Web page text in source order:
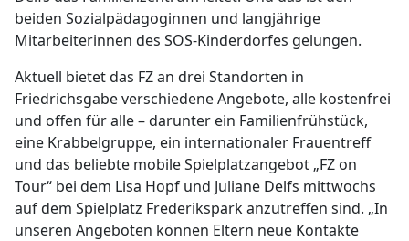
beiden Sozialpädagoginnen und langjährige
Mitarbeiterinnen des SOS-Kinderdorfes gelungen.
Aktuell bietet das FZ an drei Standorten in
Friedrichsgabe verschiedene Angebote, alle kostenfrei
und offen für alle – darunter ein Familienfrühstück,
eine Krabbelgruppe, ein internationaler Frauentreff
und das beliebte mobile Spielplatzangebot „FZ on
Tour“ bei dem Lisa Hopf und Juliane Delfs mittwochs
auf dem Spielplatz Frederikspark anzutreffen sind. „In
unseren Angeboten können Eltern neue Kontakte